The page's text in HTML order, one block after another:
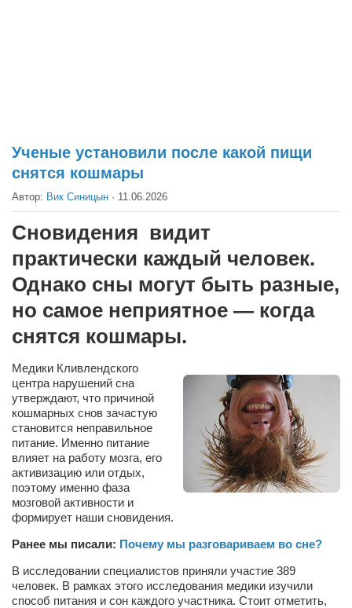
Выборы
Деньги
Экология
Здоровье
Здоровый образ жизни
Активный отдых
Курьезы
Досье
Арт-менеджеры
Лариса Ильченко
Орест Коваль
Тамара Кубракова
Елена Мельник
Вера Паненко
Ученые установили после какой пищи
снятся кошмары
Автор: Вик Синицын · 11.06.2026
Сновидения видит
практически каждый человек.
Однако сны могут быть разные,
но самое неприятное — когда
снятся кошмары.
Медики Кливлендского
центра нарушений сна
утверждают, что причиной
кошмарных снов зачастую
становится неправильное
питание. Именно питание
влияет на работу мозга, его
активизацию или отдых,
поэтому именно фаза
мозговой активности и
формирует наши сновидения.
Ранее мы писали: Почему мы разговариваем во сне?
В исследовании специалистов приняли участие 389
человек. В рамках этого исследования медики изучили
способ питания и сон каждого участника. Стоит отметить,